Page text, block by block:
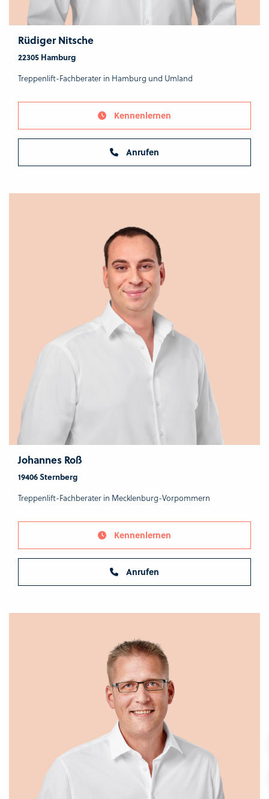
Rüdiger Nitsche
22305 Hamburg
Treppenlift-Fachberater in Hamburg und Umland
Kennenlernen
Anrufen
Johannes Roß
19406 Sternberg
Treppenlift-Fachberater in Mecklenburg-Vorpommern
Kennenlernen
Anrufen